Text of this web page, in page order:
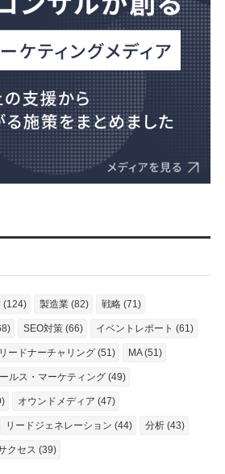
(124) 製造業 (82) 戦略 (71)
SEO対策 (66) イベントレポート (61)
リードナーチャリング (51) MA (51)
ルス・マーケティング (49)
オウンドメディア (47)
リードジェネレーション (44) 分析 (43)
クセス (39)